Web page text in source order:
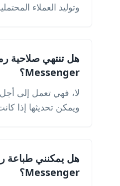
وتوليد العملاء
Messenger؟
لا، فهي تعمل إلى
ويمكن تحديثها إذا
Messenger؟